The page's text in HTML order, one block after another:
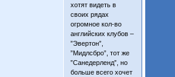
хотят видеть в
своих рядах
огромное кол-во
английских клубов –
”Эвертон”,
”Мидлсбро”, тот же
”Санедерленд”, но
больше всего хочет